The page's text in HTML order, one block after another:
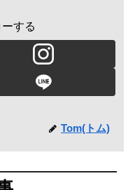
する
Tom(トム)